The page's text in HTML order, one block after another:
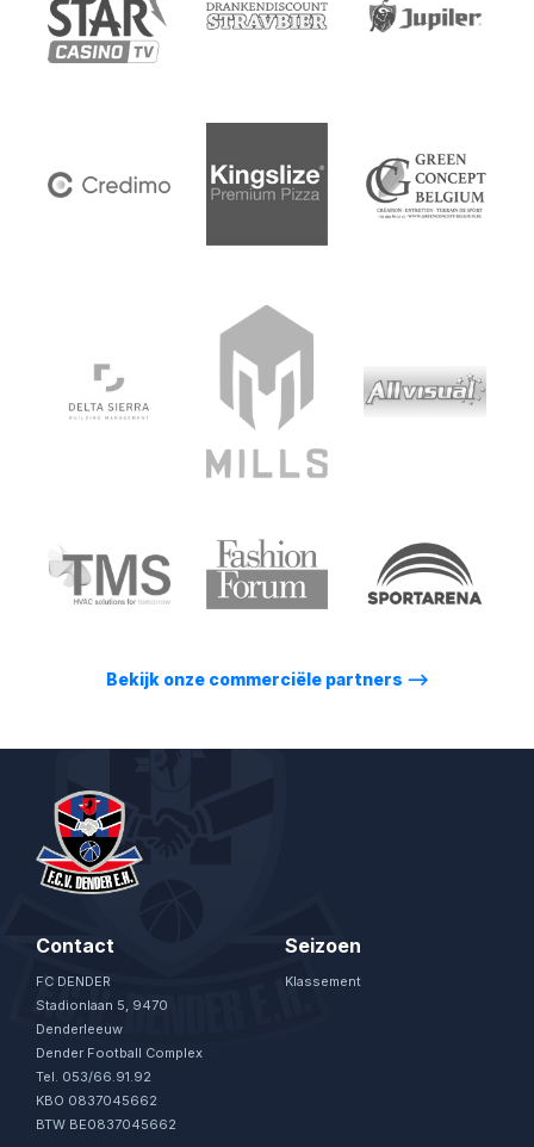
Bekijk onze commerciële partners ⟶
Contact
FC DENDER
Stadionlaan 5, 9470
Denderleeuw
Dender Football Complex
Tel. 053/66.91.92
KBO 0837045662
BTW BE0837045662
Seizoen
Klassement